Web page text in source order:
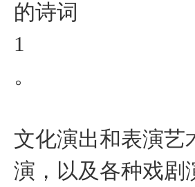
的诗词‌
1
。
文化演出和表演艺
演，以及各种戏剧